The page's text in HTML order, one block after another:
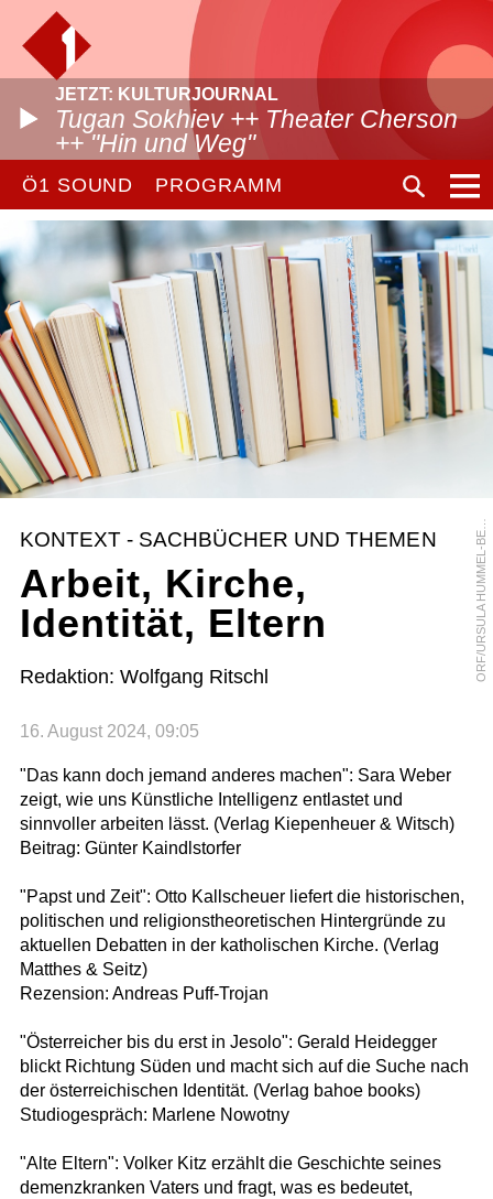
JETZT: KULTURJOURNAL
Tugan Sokhiev ++ Theater Cherson
++ "Hin und Weg"
Ö1 SOUND PROGRAMM
O
R
F
/
U
R
S
U
L
A
H
U
M
M
E
L
-
B
E
R
G
E
R
KONTEXT - SACHBÜCHER UND THEMEN
Arbeit, Kirche,
Identität, Eltern
Redaktion: Wolfgang Ritschl
16. August 2024, 09:05
"Das kann doch jemand anderes machen": Sara Weber
zeigt, wie uns Künstliche Intelligenz entlastet und
sinnvoller arbeiten lässt. (Verlag Kiepenheuer & Witsch)
Beitrag: Günter Kaindlstorfer
"Papst und Zeit": Otto Kallscheuer liefert die historischen,
politischen und religionstheoretischen Hintergründe zu
aktuellen Debatten in der katholischen Kirche. (Verlag
Matthes & Seitz)
Rezension: Andreas Puff-Trojan
"Österreicher bis du erst in Jesolo": Gerald Heidegger
blickt Richtung Süden und macht sich auf die Suche nach
der österreichischen Identität. (Verlag bahoe books)
Studiogespräch: Marlene Nowotny
"Alte Eltern": Volker Kitz erzählt die Geschichte seines
demenzkranken Vaters und fragt, was es bedeutet,